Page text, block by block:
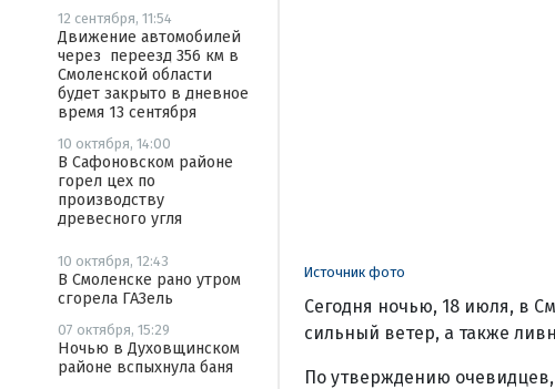
12 сентября, 11:54
Движение автомобилей
через переезд 356 км в
Смоленской области
будет закрыто в дневное
время 13 сентября
10 октября, 14:00
В Сафоновском районе
горел цех по
производству
древесного угля
10 октября, 12:43
В Смоленске рано утром
сгорела ГАЗель
07 октября, 15:29
Ночью в Духовщинском
районе вспыхнула баня
Источник фото
Сегодня ночью, 18 июля, в
сильный ветер, а также
По утверждению очевидцев,